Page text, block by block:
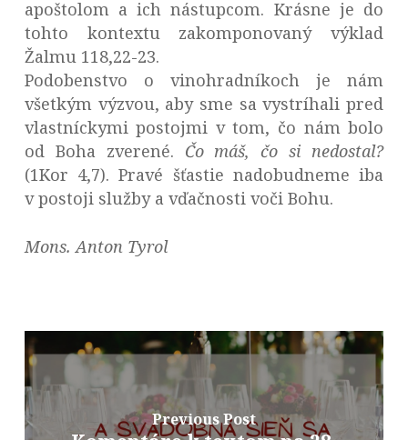
apoštolom a ich nástupcom. Krásne je do
tohto kontextu zakomponovaný výklad
Žalmu 118,22-23.
Podobenstvo o vinohradníkoch je nám
všetkým výzvou, aby sme sa vystríhali pred
vlastníckymi postojmi v tom, čo nám bolo
od Boha zverené. Čo máš, čo si nedostal?
(1Kor 4,7). Pravé šťastie nadobudneme iba
v postoji služby a vďačnosti voči Bohu.
Mons. Anton Tyrol
Previous Post